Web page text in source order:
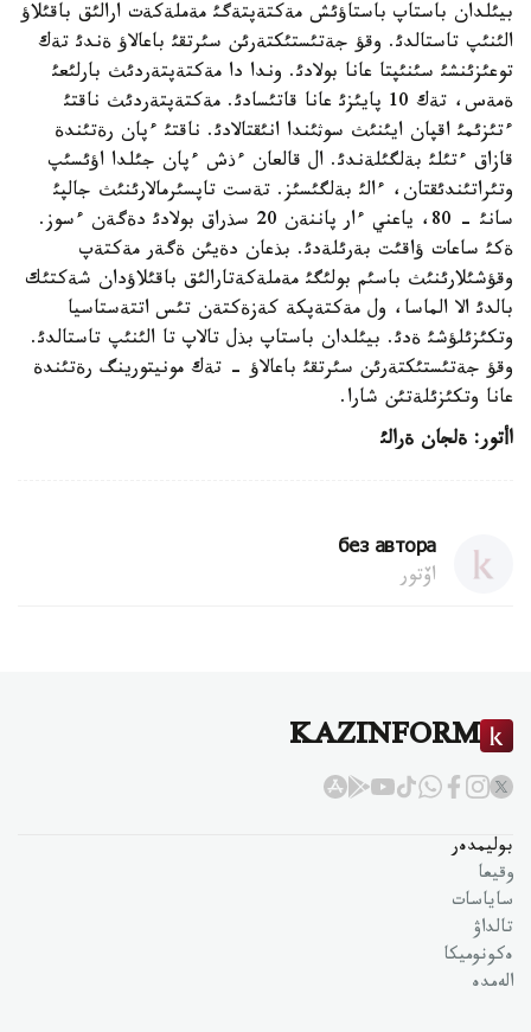
بيئلدان باستاپ باستاؤئش مةكتةپتةگئ مةملةكةت ارالئق باقئلاؤ
الئنئپ تاستالدئ. وقؤ جةتئستئكتةرئن سئرتقئ باعالاؤ ةندئ تةك
توعئزئنشئ سئنئپتا عانا بولادئ. وندا دا مةكتةپتةردئث بارلئعئ
ةمةس، تةك 10 پايئزئ عانا قاتئسادئ. مةكتةپتةردئث ناقتئ
ءتئزئمئ اقپان ايئنئث سوثئندا انئقتالادئ. ناقتئ ءپان رةتئندة
قازاق ءتئلئ بةلگئلةندئ. ال قالعان ءذش ءپان جئلدا اؤئسئپ
وتئراتئندئقتان، ءالئ بةلگئسئز. تةست تاپسئرمالارئنئث جالپئ
سانئ - 80، ياعني ءار پاننةن 20 سذراق بولادئ دةگةن ءسوز.
ةكئ ساعات ؤاقئت بةرئلةدئ. بذعان دةيئن ةگةر مةكتةپ
وقؤشئلارئنئث باسئم بولئگئ مةملةكةتارالئق باقئلاؤدان شةكتئك
بالدئ الا الماسا، ول مةكتةپكة كةزةكتةن تئس اتتةستاسيا
وتكئزئلؤشئ ةدئ. بيئلدان باستاپ بذل تالاپ تا الئنئپ تاستالدئ.
وقؤ جةتئستئكتةرئن سئرتقئ باعالاؤ - تةك مونيتورينگ رةتئندة
عانا وتكئزئلةتئن شارا.
اأتور: ةلجان ةرالئ
без автора
اۆتور
KAZINFORM
بوليمدەر
وقيعا
ساياسات
تالداۋ
ەكونوميكا
الەمدە